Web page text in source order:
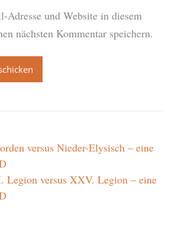
Adresse und Website in diesem
nächsten Kommentar speichern.
versus Nieder-Elysisch – eine
Legion versus XXV. Legion – eine